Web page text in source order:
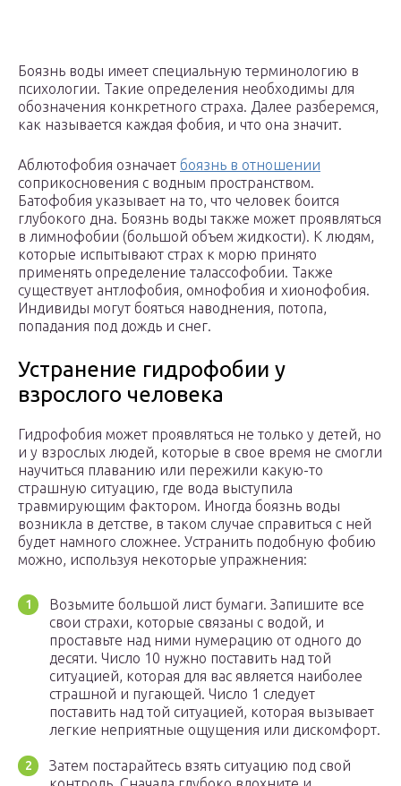
Боязнь воды имеет специальную терминологию в
психологии. Такие определения необходимы для
обозначения конкретного страха. Далее разберемся,
как называется каждая фобия, и что она значит.
Аблютофобия означает боязнь в отношении
соприкосновения с водным пространством.
Батофобия указывает на то, что человек боится
глубокого дна. Боязнь воды также может проявляться
в лимнофобии (большой объем жидкости). К людям,
которые испытывают страх к морю принято
применять определение талассофобии. Также
существует антлофобия, омнофобия и хионофобия.
Индивиды могут бояться наводнения, потопа,
попадания под дождь и снег.
Устранение гидрофобии у
взрослого человека
Гидрофобия может проявляться не только у детей, но
и у взрослых людей, которые в свое время не смогли
научиться плаванию или пережили какую-то
страшную ситуацию, где вода выступила
травмирующим фактором. Иногда боязнь воды
возникла в детстве, в таком случае справиться с ней
будет намного сложнее. Устранить подобную фобию
можно, используя некоторые упражнения:
Возьмите большой лист бумаги. Запишите все
свои страхи, которые связаны с водой, и
проставьте над ними нумерацию от одного до
десяти. Число 10 нужно поставить над той
ситуацией, которая для вас является наиболее
страшной и пугающей. Число 1 следует
поставить над той ситуацией, которая вызывает
легкие неприятные ощущения или дискомфорт.
Затем постарайтесь взять ситуацию под свой